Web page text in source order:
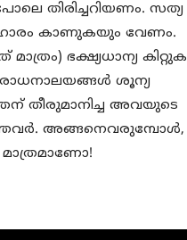
തിരിച്ചറിയണം. സത്യ
കാണുകയും വേണം.
ഭക്ഷ്യധാന്യ കിറ്റുക
ശൂന്യ
തീരുമാനിച്ച അവയുടെ
അങ്ങനെവരുമ്പോൾ,